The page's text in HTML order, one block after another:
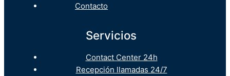
Contacto
Servicios
Contact Center 24h
Recepción llamadas 24/7